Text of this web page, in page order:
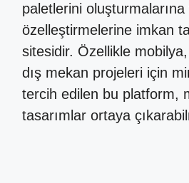
paletlerini oluşturmalarına
özelleştirmelerine imkan
sitesidir. Özellikle
dış mekan projeleri için
tercih edilen bu platform,
tasarımlar ortaya